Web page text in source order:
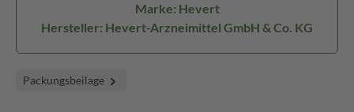
Marke: Hevert
Hersteller: Hevert-Arzneimittel GmbH & Co. KG
Packungsbeilage